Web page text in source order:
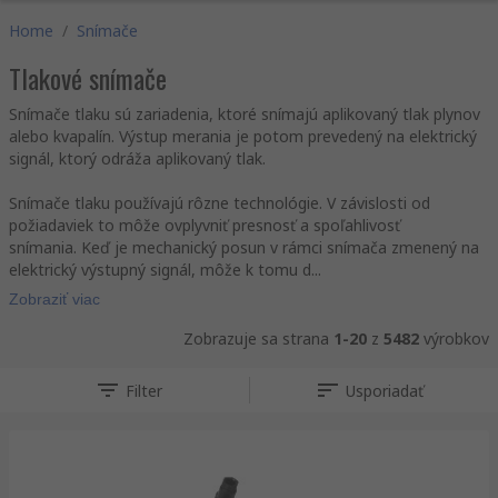
Home / Snímače
Tlakové snímače
Snímače tlaku sú zariadenia, ktoré snímajú aplikovaný tlak plynov
alebo kvapalín. Výstup merania je potom prevedený na elektrický
signál, ktorý odráža aplikovaný tlak.
Snímače tlaku používajú rôzne technológie. V závislosti od
požiadaviek to môže ovplyvniť presnosť a spoľahlivosť
snímania. Keď je mechanický posun v rámci snímača zmenený na
elektrický výstupný signál, môže k tomu d...
Zobraziť viac
Zobrazuje sa strana 1-20 z 5482 výrobkov
Filter Usporiadať